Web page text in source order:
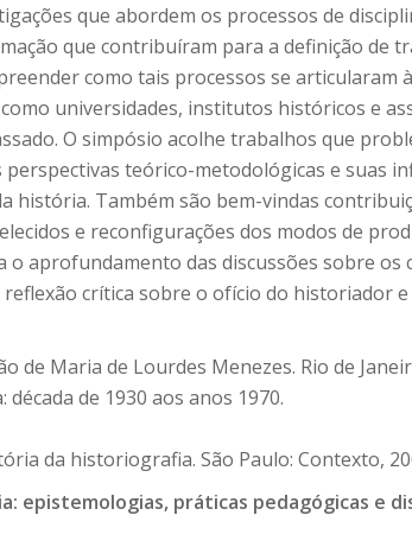
que abordem os processos de
que contribuíram para a definição de
como tais processos se articularam
universidades, institutos históricos e
O simpósio acolhe trabalhos que
teórico-metodológicas e suas
história. Também são bem-vindas
e reconfigurações dos modos de
aprofundamento das discussões sobre
crítica sobre o ofício do historiador e
de Maria de Lourdes Menezes. Rio de
de 1930 aos anos 1970.
da historiografia. São Paulo: Contexto,
epistemologias, práticas pedagógicas e